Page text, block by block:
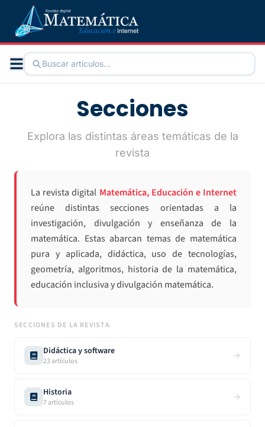
Secciones
Explora las distintas áreas temáticas de la
revista
La revista digital Matemática, Educación e Internet
reúne distintas secciones orientadas a la
investigación, divulgación y enseñanza de la
matemática. Estas abarcan temas de matemática
pura y aplicada, didáctica, uso de tecnologías,
geometría, algoritmos, historia de la matemática,
educación inclusiva y divulgación matemática.
SECCIONES DE LA REVISTA
Didáctica y software
23artículos
Historia
7artículos